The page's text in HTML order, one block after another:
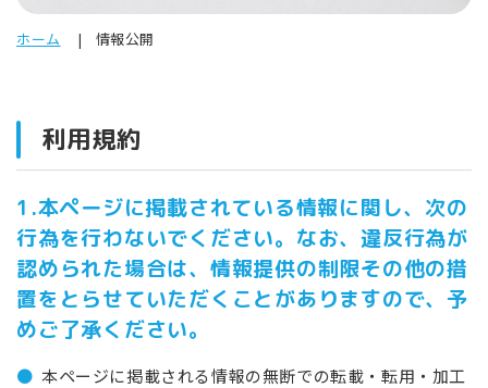
ホーム 情報公開
利用規約
1.本ページに掲載されている情報に関し、次の
行為を行わないでください。なお、違反行為が
認められた場合は、情報提供の制限その他の措
置をとらせていただくことがありますので、予
めご了承ください。
本ページに掲載される情報の無断での転載・転用・加工